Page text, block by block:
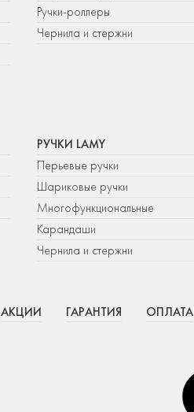
Ручки-роллеры
Чернила и стержни
РУЧКИ LAMY
Перьевые ручки
Шариковые ручки
Многофункциональные
Карандаши
Чернила и стержни
АКЦИИ ГАРАНТИЯ ОПЛАТА